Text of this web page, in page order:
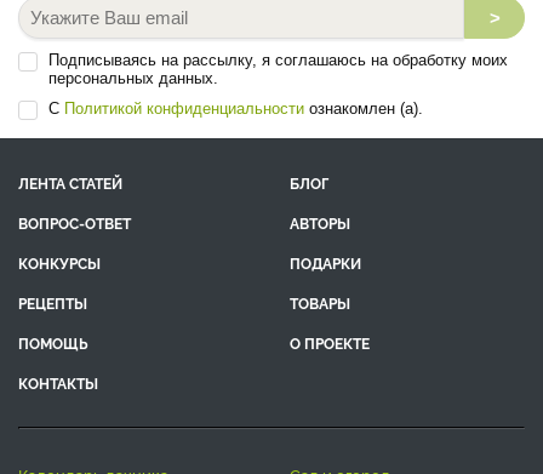
>
Подписываясь на рассылку, я соглашаюсь на обработку моих
персональных данных.
С Политикой конфиденциальности ознакомлен (а).
ЛЕНТА СТАТЕЙ
БЛОГ
ВОПРОС-ОТВЕТ
АВТОРЫ
КОНКУРСЫ
ПОДАРКИ
РЕЦЕПТЫ
ТОВАРЫ
ПОМОЩЬ
О ПРОЕКТЕ
КОНТАКТЫ